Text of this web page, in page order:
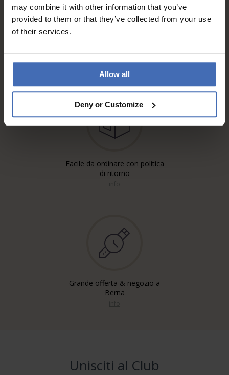
may combine it with other information that you’ve
provided to them or that they’ve collected from your use
of their services.
Allow all
Deny or Customize
Raccomandata, Posta A
info
Facile da ordinare con politica
di ritorno
Grande offerta & negozio a
Berna
Unisciti al Club